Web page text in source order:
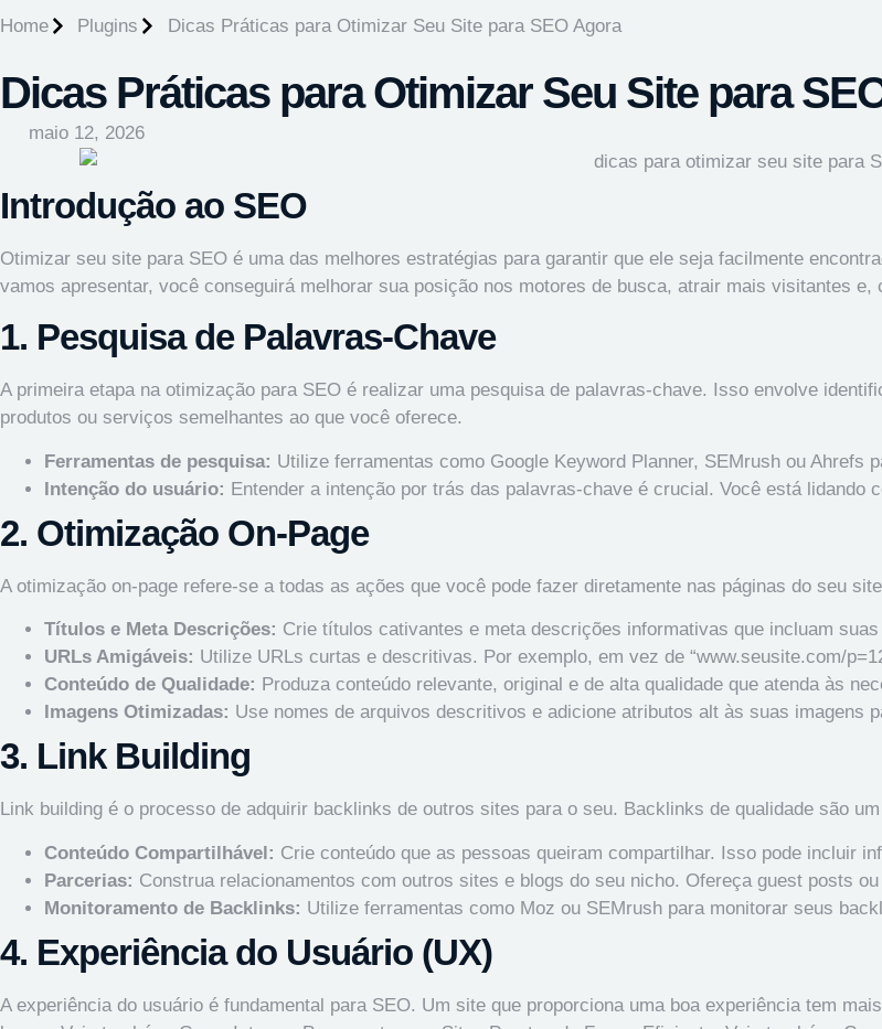
Home Plugins Dicas Práticas para Otimizar Seu Site para SEO Agora
Dicas Práticas para Otimizar Seu Site para
maio 12, 2026
Introdução ao SEO
Otimizar seu site para SEO é uma das melhores estratégias para garantir que ele seja facilmente
vamos apresentar, você conseguirá melhorar sua posição nos motores de busca, atrair mais visitantes e,
1. Pesquisa de Palavras-Chave
A primeira etapa na otimização para SEO é realizar uma pesquisa de palavras-chave. Isso envolve
produtos ou serviços semelhantes ao que você oferece.
Ferramentas de pesquisa: Utilize ferramentas como Google Keyword Planner, SEMrush ou Ahrefs
Intenção do usuário: Entender a intenção por trás das palavras-chave é crucial. Você está
2. Otimização On-Page
A otimização on-page refere-se a todas as ações que você pode fazer diretamente nas páginas do seu
Títulos e Meta Descrições: Crie títulos cativantes e meta descrições informativas que incluam
URLs Amigáveis: Utilize URLs curtas e descritivas. Por exemplo, em vez de “www.seusite.com/
Conteúdo de Qualidade: Produza conteúdo relevante, original e de alta qualidade que atenda às
Imagens Otimizadas: Use nomes de arquivos descritivos e adicione atributos alt às suas imagens
3. Link Building
Link building é o processo de adquirir backlinks de outros sites para o seu. Backlinks de qualidade são
Conteúdo Compartilhável: Crie conteúdo que as pessoas queiram compartilhar. Isso pode incluir
Parcerias: Construa relacionamentos com outros sites e blogs do seu nicho. Ofereça guest posts
Monitoramento de Backlinks: Utilize ferramentas como Moz ou SEMrush para monitorar seus
4. Experiência do Usuário (UX)
A experiência do usuário é fundamental para SEO. Um site que proporciona uma boa experiência tem